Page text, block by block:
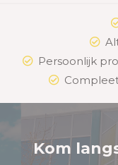
Persoonlijk
Kom